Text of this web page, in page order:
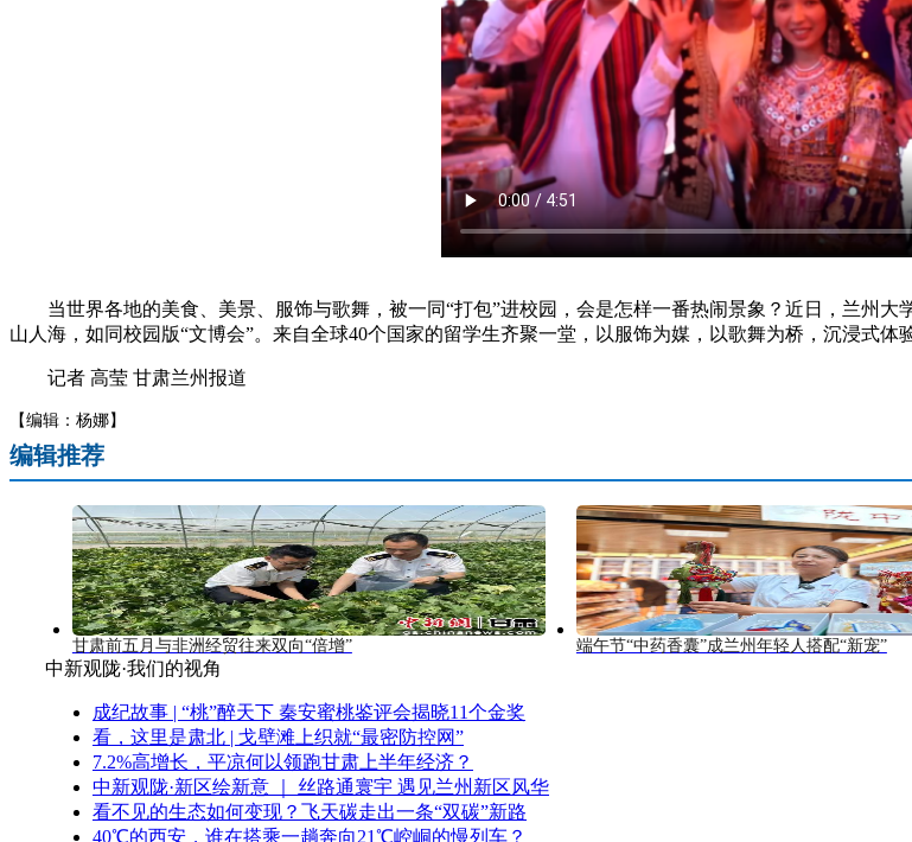
当世界各地的美食、美景、服饰与歌舞，被一同“打包”进校园，会是怎样一番热闹景象？近日，兰州大
山人海，如同校园版“文博会”。来自全球40个国家的留学生齐聚一堂，以服饰为媒，以歌舞为桥，沉浸式体
记者 高莹 甘肃兰州报道
【编辑：杨娜】
编辑推荐
甘肃前五月与非洲经贸往来双向“倍增” 端午节“中药香囊”成兰州年轻人搭配“新宠”
中新观陇·我们的视角
成纪故事 | “桃”醉天下 秦安蜜桃鉴评会揭晓11个金奖
看，这里是肃北 | 戈壁滩上织就“最密防控网”
7.2%高增长，平凉何以领跑甘肃上半年经济？
中新观陇·新区绘新意 ｜ 丝路通寰宇 遇见兰州新区风华
看不见的生态如何变现？飞天碳走出一条“双碳”新路
40℃的西安，谁在搭乘一趟奔向21℃崆峒的慢列车？